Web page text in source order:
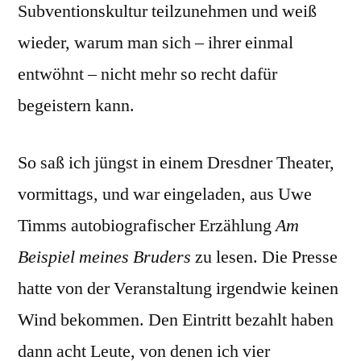
Subventionskultur teilzunehmen und weiß
wieder, warum man sich – ihrer einmal
entwöhnt – nicht mehr so recht dafür
begeistern kann.
So saß ich jüngst in einem Dresdner Theater,
vormittags, und war eingeladen, aus Uwe
Timms autobiografischer ErzählungAm
Beispiel meines Bruders zu lesen. Die Presse
hatte von der Veranstaltung irgendwie keinen
Wind bekommen. Den Eintritt bezahlt haben
dann acht Leute, von denen ich vier